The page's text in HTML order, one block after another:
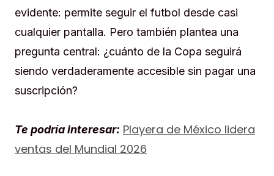
evidente: permite seguir el futbol desde casi
cualquier pantalla. Pero también plantea una
pregunta central: ¿cuánto de la Copa seguirá
siendo verdaderamente accesible sin pagar una
suscripción?
Te podría interesar: Playera de México lidera
ventas del Mundial 2026